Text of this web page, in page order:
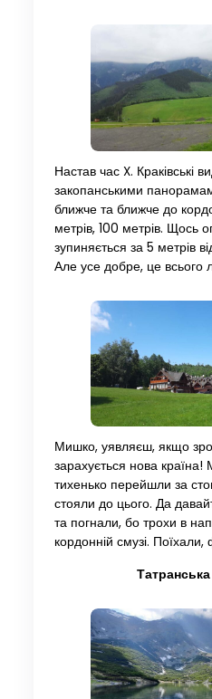
Настав час X. Краківські
закопанськими
ближче та ближче до
метрів, 100 метрів. Щось
зупиняється за 5 метрів
Але усе добре, це всього
Мишко, уявляєш, якщо
зарахується нова
тихенько перейшли за
стояли до цього. Да
та погнали, бо трохи в
кордонній смузі. Поїхали,